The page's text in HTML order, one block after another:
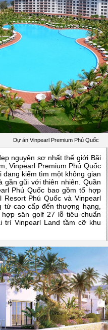
Dự án Vinpearl Premium Phú Quốc
nguyên sơ nhất thế giới Bãi
Vinpearl Premium Phú Quốc
đang kiếm tìm một không gian
gần gũi với thiên nhiên. Quần
Phú Quốc bao gồm tổ hợp
Phú Quốc và Vinpearl
từ cao cấp đến thượng hạng,
sân golf 27 lỗ tiêu chuẩn
trí Vinpearl Land tầm cỡ khu